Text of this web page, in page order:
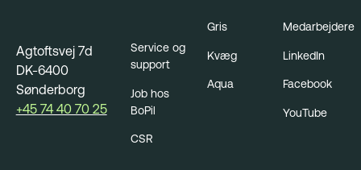
Agtoftsvej 7d
DK-6400
Sønderborg
+45 74 40 70 25
Service og
support
Job hos
BoPil
CSR
Gris
Kvæg
Aqua
Medarbejdere
LinkedIn
Facebook
YouTube